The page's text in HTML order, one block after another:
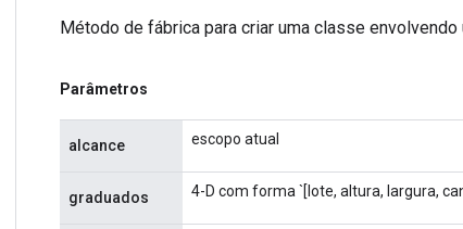
Método de fábrica para criar uma classe
Parâmetros
alcance escopo atual
graduados 4-D com forma `[lote, altura, largura,